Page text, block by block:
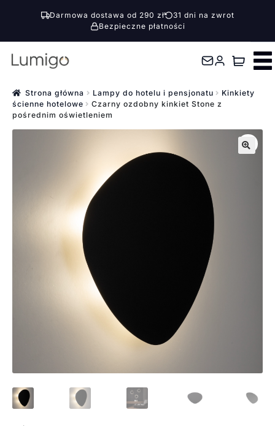
Darmowa dostawa od 290 zł
31 dni na zwrot
Bezpieczne płatności
Przejdź
nawigacji
Przejdź
treści Strona główna Lampy do hotelu i pensjonatu
Kinkiety
ścienne hotelowe
Czarny ozdobny kinkiet Stone z
pośrednim oświetleniem